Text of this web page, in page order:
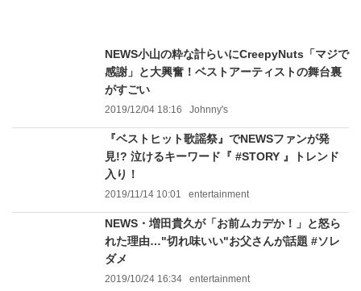
NEWS小山の粋な計らいにCreepyNuts「マジで
感謝」と大興奮！ベストアーティストの舞台裏
がすごい
2019/12/04 18:16 Johnny's
『ベストヒット歌謡祭』でNEWSファンが発
見!? 泣けるキーワード『 #STORY 』トレンド
入り！
2019/11/14 10:01 entertainment
NEWS・増田貴久が「お前ムカデか！」と怒ら
れた理由…"切れ味いい"お父さんが話題 #ソレ
ダメ
2019/10/24 16:34 entertainment